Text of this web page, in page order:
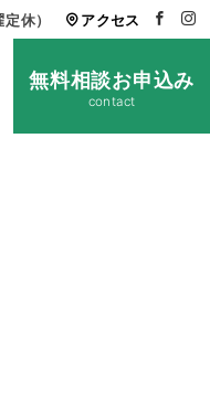
休） アクセス
無料相談お申込み
contact